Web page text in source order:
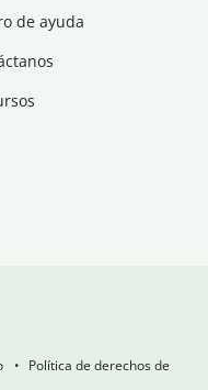
de ayuda
Política de derechos de